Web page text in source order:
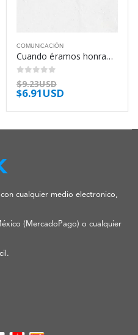
COMUNICACIÓN
Cuando éramos honrados mercenarios – Arturo Pérez-Reverte
0out of 5
$9.23USD
$6.91USD
cualquier medio electronico,
(MercadoPago) o cualquier